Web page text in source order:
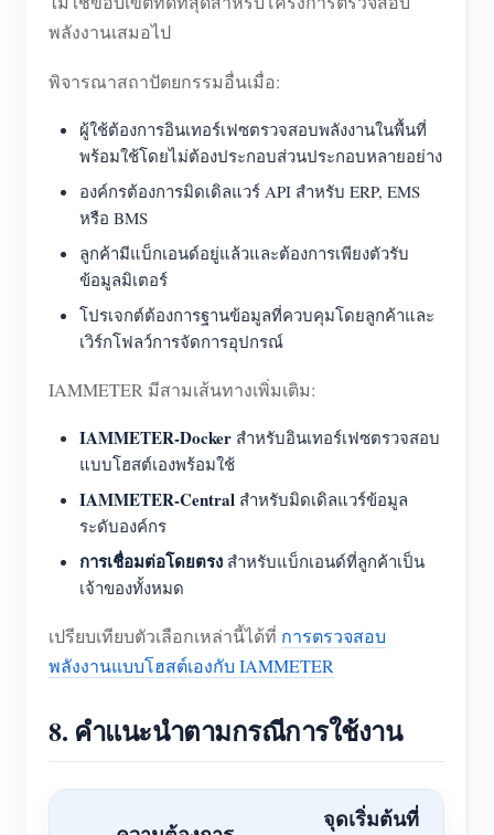
พลังงานเสมอไป
พิจารณาสถาปัตยกรรมอื่นเมื่อ:
ผู้ใช้ต้องการอินเทอร์เฟซตรวจสอบพลังงานในพื้นที่
พร้อมใช้โดยไม่ต้องประกอบส่วนประกอบหลายอย่าง
องค์กรต้องการมิดเดิลแวร์ API สำหรับ ERP, EMS
หรือ BMS
ลูกค้ามีแบ็กเอนด์อยู่แล้วและต้องการเพียงตัวรับ
ข้อมูลมิเตอร์
โปรเจกต์ต้องการฐานข้อมูลที่ควบคุมโดยลูกค้าและ
เวิร์กโฟลว์การจัดการอุปกรณ์
IAMMETER มีสามเส้นทางเพิ่มเติม:
IAMMETER-Docker สำหรับอินเทอร์เฟซตรวจสอบ
แบบโฮสต์เองพร้อมใช้
IAMMETER-Central สำหรับมิดเดิลแวร์ข้อมูล
ระดับองค์กร
การเชื่อมต่อโดยตรง สำหรับแบ็กเอนด์ที่ลูกค้าเป็น
เจ้าของทั้งหมด
เปรียบเทียบตัวเลือกเหล่านี้ได้ที่ การตรวจสอบ
พลังงานแบบโฮสต์เองกับ IAMMETER
8. คำแนะนำตามกรณีการใช้งาน
จุดเริ่มต้นที่